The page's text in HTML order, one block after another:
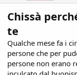
Chissà
te
Qualche mese fa i
persone che per
persone non erano